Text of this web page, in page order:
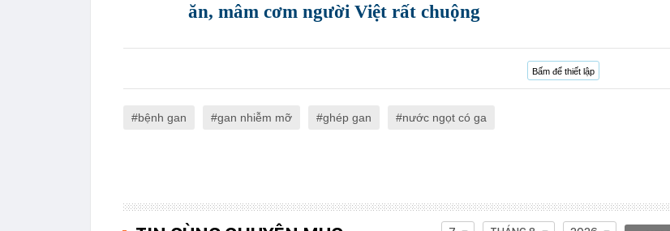
ăn, mâm cơm người Việt rất chuộng
Bấm để thiết lập
bệnh gan gan nhiễm mỡ ghép gan nước ngọt có ga